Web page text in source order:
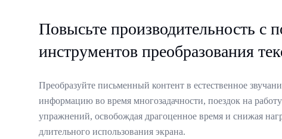
Повысьте производительность с
инструментов преобразования
Преобразуйте письменный контент в естественное
информацию во время многозадачности, поездок на
упражнений, освобождая драгоценное время и снижая
длительного использования экрана.